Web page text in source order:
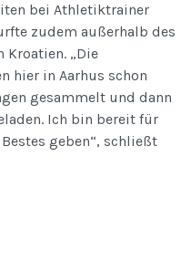
bei Athletiktrainer
zudem außerhalb des
Kroatien. „Die
hier in Aarhus schon
gesammelt und dann
Ich bin bereit für
geben“, schließt